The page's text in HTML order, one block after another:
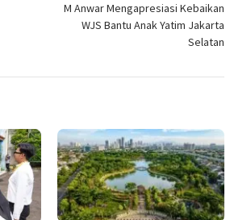
M Anwar Mengapresiasi Kebaikan
WJS Bantu Anak Yatim Jakarta
Selatan